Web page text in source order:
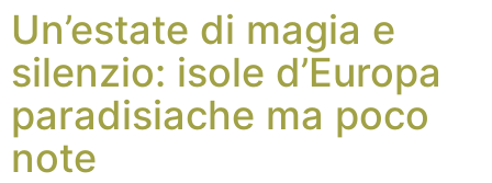
Un’estate di magia e
silenzio: isole d’Europa
paradisiache ma poco
note